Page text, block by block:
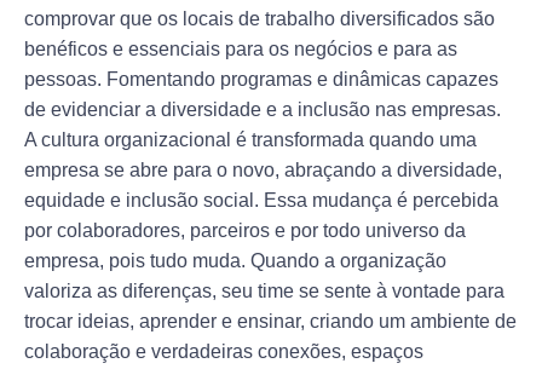
comprovar que os locais de trabalho diversificados são
benéficos e essenciais para os negócios e para as
pessoas. Fomentando programas e dinâmicas capazes
de evidenciar a diversidade e a inclusão nas empresas.
A cultura organizacional é transformada quando uma
empresa se abre para o novo, abraçando a diversidade,
equidade e inclusão social. Essa mudança é percebida
por colaboradores, parceiros e por todo universo da
empresa, pois tudo muda. Quando a organização
valoriza as diferenças, seu time se sente à vontade para
trocar ideias, aprender e ensinar, criando um ambiente de
colaboração e verdadeiras conexões, espaços